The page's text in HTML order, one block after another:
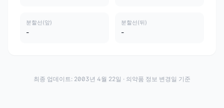
분할선(앞)
-
분할선(뒤)
-
최종 업데이트: 2003년 4월 22일 · 의약품 정보 변경일 기준